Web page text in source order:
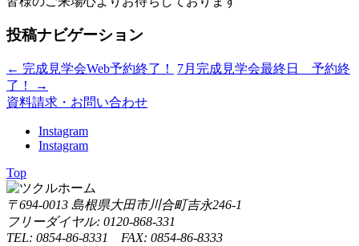
投稿ナビゲーション
← 完成見学会Web予約終了！
7月完成見学会最終日 予約終
了！
→
資料請求・お問い合わせ
Instagram
Instagram
Top
〒694-0013 島根県大田市川合町吉永246-1
フリーダイヤル: 0120-868-331
TEL: 0854-86-8331 FAX: 0854-86-8333